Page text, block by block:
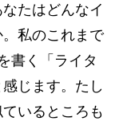
たはどんなイ
私のこれまで
書く「ライタ
じます。たし
いるところも